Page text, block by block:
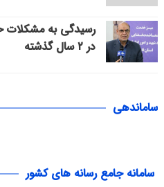
در ۲ سال گذشته
ساماندهی
سامانه جامع رسانه های کشور